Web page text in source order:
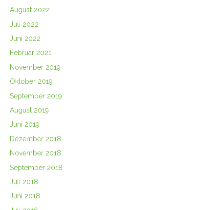
August 2022
Juli 2022
Juni 2022
Februar 2021
November 2019
Oktober 2019
September 2019
August 2019
Juni 2019
Dezember 2018
November 2018
September 2018
Juli 2018
Juni 2018